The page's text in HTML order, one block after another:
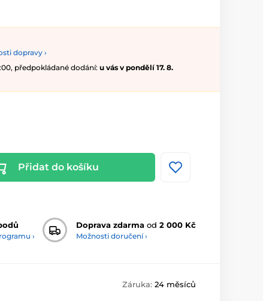
dopravy ›
předpokládané dodání: u vás v pondělí 17. 8.
Přidat do košíku
›
Doprava zdarma od 2 000 Kč
Možnosti doručení ›
Záruka: 24 měsíců